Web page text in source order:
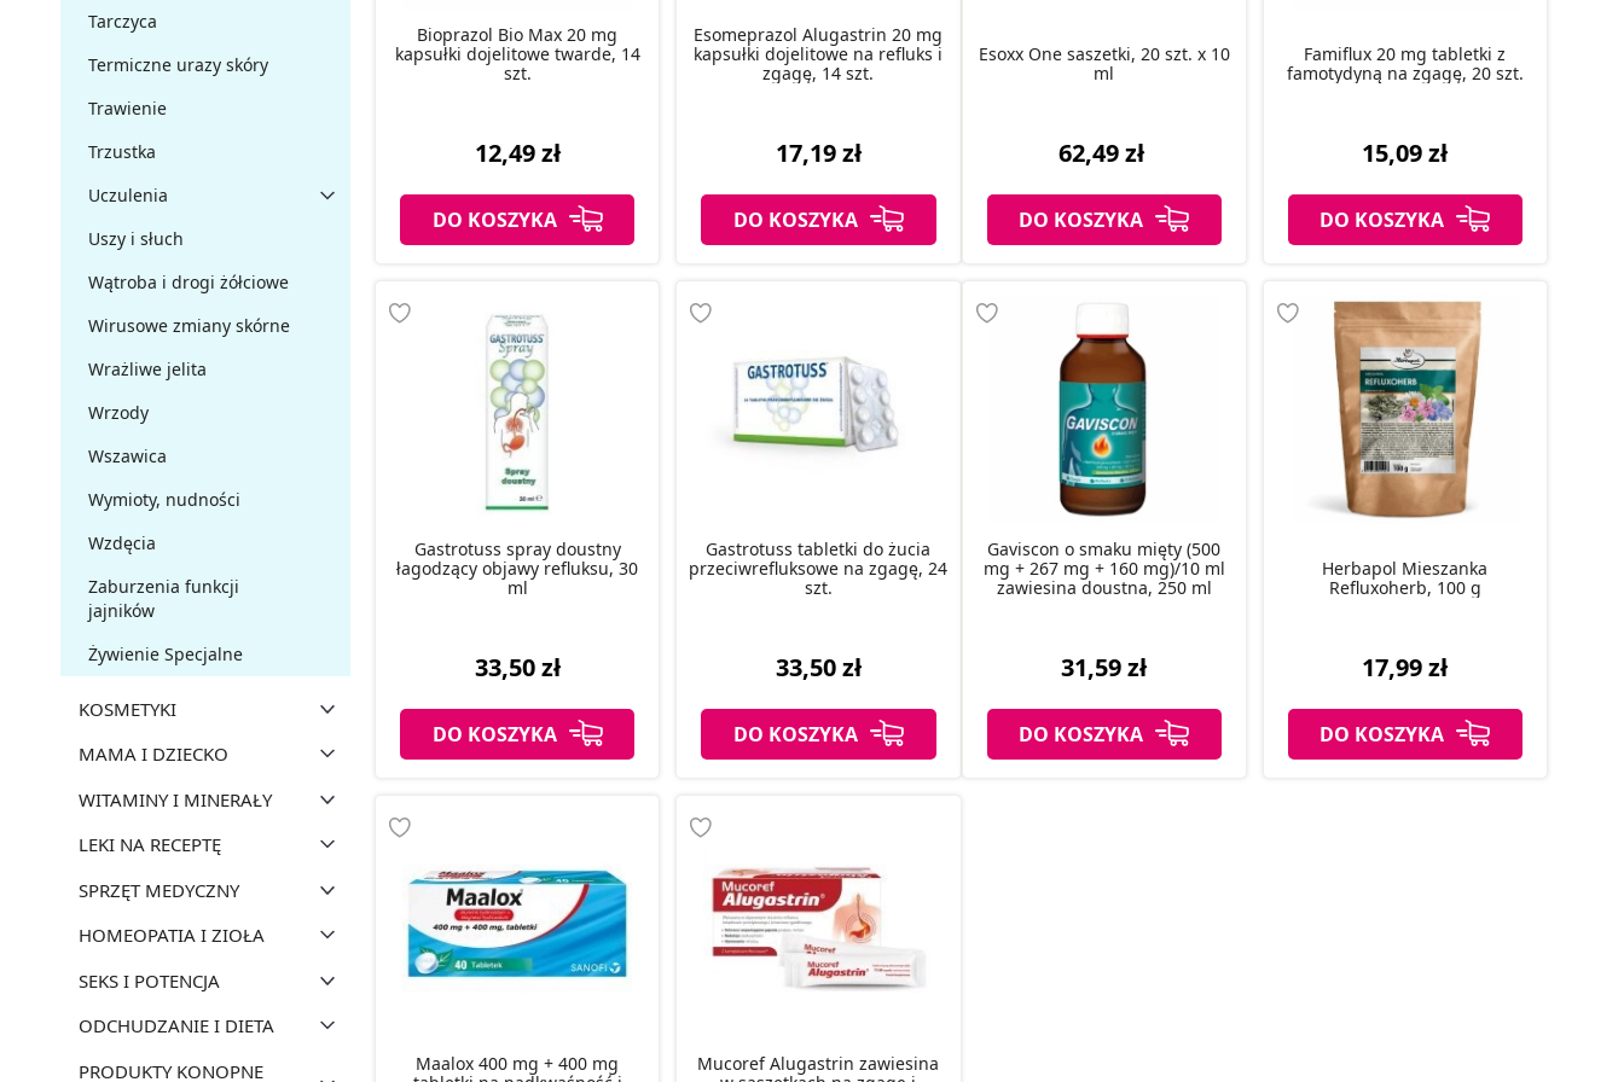
Tarczyca
Termiczne urazy skóry
Trawienie
Trzustka
Uczulenia
Uszy i słuch
Wątroba i drogi żółciowe
Wirusowe zmiany skórne
Wrażliwe jelita
Wrzody
Wszawica
Wymioty, nudności
Wzdęcia
Zaburzenia funkcji
jajników
Żywienie Specjalne
KOSMETYKI
MAMA I DZIECKO
WITAMINY I MINERAŁY
LEKI NA RECEPTĘ
SPRZĘT MEDYCZNY
HOMEOPATIA I ZIOŁA
SEKS I POTENCJA
ODCHUDZANIE I DIETA
PRODUKTY KONOPNE
Bioprazol Bio Max 20 mg
kapsułki dojelitowe twarde, 14
szt.
12,49 zł
DO KOSZYKA
Esomeprazol Alugastrin 20 mg
kapsułki dojelitowe na refluks i
zgagę, 14 szt.
17,19 zł
DO KOSZYKA
Esoxx One saszetki, 20 szt. x 10
ml
62,49 zł
DO KOSZYKA
Famiflux 20 mg tabletki z
famotydyną na zgagę, 20 szt.
15,09 zł
DO KOSZYKA
Gastrotuss spray doustny
łagodzący objawy refluksu, 30
ml
33,50 zł
DO KOSZYKA
Gastrotuss tabletki do żucia
przeciwrefluksowe na zgagę, 24
szt.
33,50 zł
DO KOSZYKA
Gaviscon o smaku mięty (500
mg + 267 mg + 160 mg)/10 ml
zawiesina doustna, 250 ml
31,59 zł
DO KOSZYKA
Herbapol Mieszanka
Refluxoherb, 100 g
17,99 zł
DO KOSZYKA
Maalox 400 mg + 400 mg
Mucoref Alugastrin zawiesina